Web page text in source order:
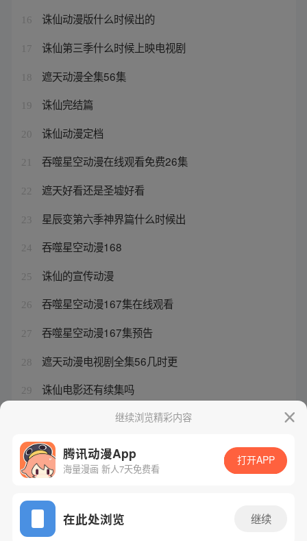
16 诛仙动漫版什么时候出的
17 诛仙第三季什么时候上映电视剧
18 遮天动漫全集56集
19 诛仙完结篇
20 诛仙动漫定档
21 吞噬星空动漫在线观看免费26集
22 遮天好看还是圣墟好看
23 星辰变第六季神界篇什么时候出
24 吞噬星空动漫168
25 诛仙的宣传动漫
26 吞噬星空动漫167集在线观看
27 吞噬星空动漫167集预告
28 遮天动漫电视剧全集56几时更
29 诛仙电影还有续集吗
继续浏览精彩内容
腾讯动漫App
海量漫画 新人7天免费看
打开APP
在此处浏览 继续
网站备案/许可证号：粤B2-20090059-5
Copyright©1998 - 2026 Tencent. All Rights Reserved